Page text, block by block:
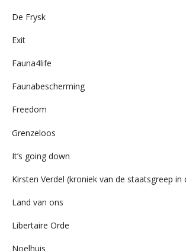
De Frysk
Exit
Fauna4life
Faunabescherming
Freedom
Grenzeloos
It’s going down
Kirsten Verdel (kroniek van de staatsgreep in
Land van ons
Libertaire Orde
Noelhuis